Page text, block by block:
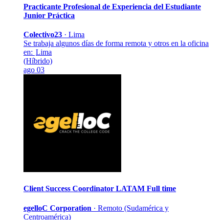
Practicante Profesional de Experiencia del Estudiante
Junior Práctica
Colectivo23 · Lima
Se trabaja algunos días de forma remota y otros en la oficina
en: Lima
(Híbrido)
ago 03
Client Success Coordinator LATAM Full time
egelloC Corporation · Remoto (Sudamérica y
Centroamérica)